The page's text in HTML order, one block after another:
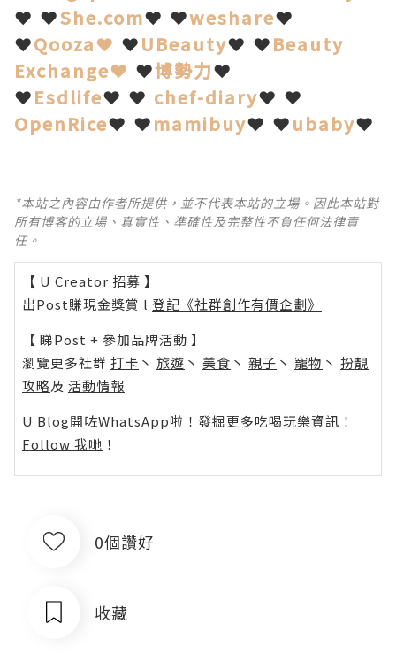
❤ ❤She.com❤ ❤weshare❤
❤Qooza❤ ❤UBeauty❤ ❤Beauty
Exchange❤ ❤博勢力❤
❤Esdlife❤ ❤ chef-diary❤ ❤
OpenRice❤ ❤mamibuy❤ ❤ubaby❤
*本站之內容由作者所提供，並不代表本站的立場。因此本站對
所有博客的立場、真實性、準確性及完整性不負任何法律責
任。
【 U Creator 招募 】
出Post賺現金獎賞 l 登記《社群創作有價企劃》
【 睇Post + 參加品牌活動 】
瀏覽更多社群 打卡 丶 旅遊 丶 美食 丶 親子 丶 寵物 丶 扮靚
攻略及 活動情報
U Blog開咗WhatsApp啦！發掘更多吃喝玩樂資訊！
Follow 我哋 ！
0個讚好
收藏